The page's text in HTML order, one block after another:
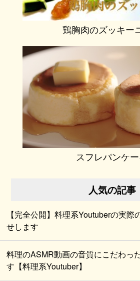
鶏胸肉のズッキー
スフレパンケ
人気の記事
【完全公開】料理系Youtuberの実
せします
料理のASMR動画の音質にこだわっ
す【料理系Youtuber】